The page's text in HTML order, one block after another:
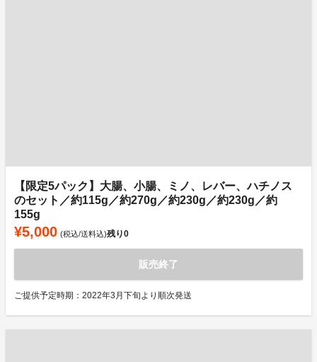
【限定5パック】大腸、小腸、ミノ、レバー、ハチノス
のセット／約115g／約270g／約230g／約230g／約
155g
¥5,000 (税込/送料込)残り0
販売終了
ご提供予定時期：2022年3月下旬より順次発送